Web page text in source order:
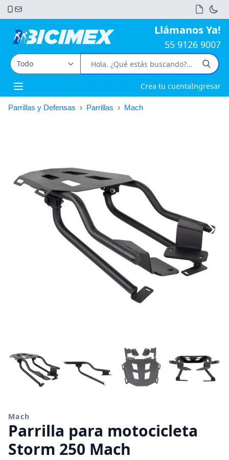
Llámanos Ya!
55 9126 9007
Open main menu Crea tu cuentaIngresar
Parrillas y Defensas › Parrillas › Mach
Mach
Parrilla para motocicleta
Storm 250 Mach